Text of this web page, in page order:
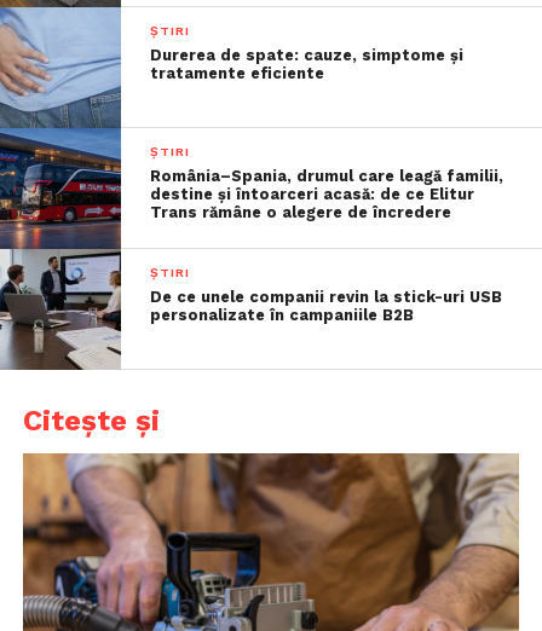
ȘTIRI
Durerea de spate: cauze, simptome și
tratamente eficiente
ȘTIRI
România–Spania, drumul care leagă familii,
destine și întoarceri acasă: de ce Elitur
Trans rămâne o alegere de încredere
ȘTIRI
De ce unele companii revin la stick-uri USB
personalizate în campaniile B2B
Citește și